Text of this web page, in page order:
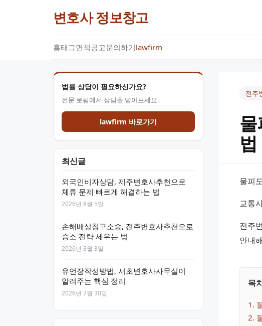
변호사 정보창고
홈태그면책공고문의하기lawfirm
법률 상담이 필요하신가요?
전문 로펌에서 상담을 받아보세요.
lawfirm 바로가기
최신글
외국인비자상담, 제주변호사추천으로
체류 문제 빠르게 해결하는 법
2026년 8월 5일
손해배상청구소송, 전주변호사추천으로
승소 전략 세우는 법
2026년 8월 3일
유언장작성방법, 서초변호사사무실이
알려주는 핵심 정리
2026년 7월 30일
전주
법
물피
교통
전주
안내
목
1 .
2.